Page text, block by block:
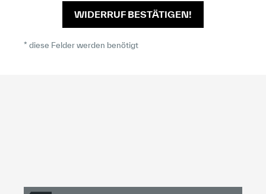
WIDERRUF BESTÄTIGEN!
* diese Felder werden benötigt